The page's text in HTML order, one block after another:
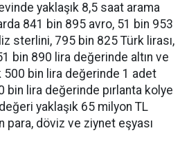
yaklaşık 8,5 saat arama
841 bin 895 avro, 51 bin 953
sterlini, 795 bin 825 Türk lirası,
bin 890 lira değerinde altın ve
500 bin lira değerinde 1 adet
bin lira değerinde pırlanta kolye
yaklaşık 65 milyon TL
para, döviz ve ziynet eşyası